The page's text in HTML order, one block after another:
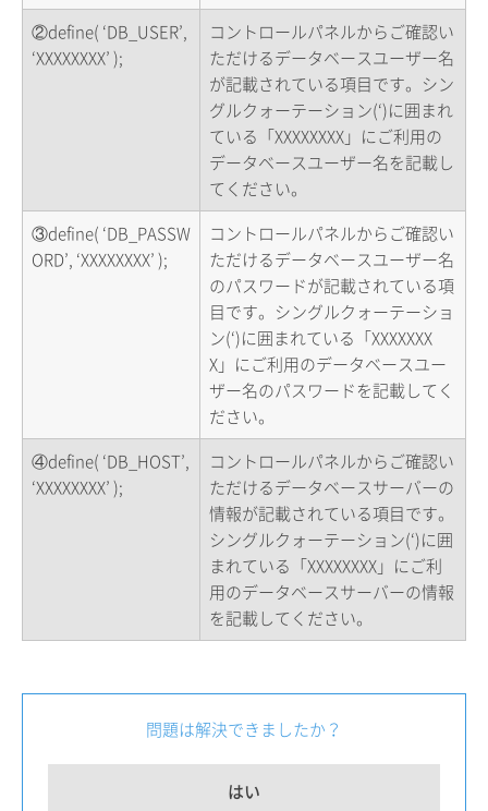
②define( ‘DB_USER’,
‘XXXXXXXX’ );
コントロールパネルからご確認い
ただけるデータベースユーザー名
が記載されている項目です。シン
グルクォーテーション(‘)に囲まれ
ている「XXXXXXXX」にご利用の
データベースユーザー名を記載し
てください。
③define( ‘DB_PASSW
ORD’, ‘XXXXXXXX’ );
コントロールパネルからご確認い
ただけるデータベースユーザー名
のパスワードが記載されている項
目です。シングルクォーテーショ
ン(‘)に囲まれている「XXXXXXX
X」にご利用のデータベースユー
ザー名のパスワードを記載してく
ださい。
④define( ‘DB_HOST’,
‘XXXXXXXX’ );
コントロールパネルからご確認い
ただけるデータベースサーバーの
情報が記載されている項目です。
シングルクォーテーション(‘)に囲
まれている「XXXXXXXX」にご利
用のデータベースサーバーの情報
を記載してください。
問題は解決できましたか？
はい